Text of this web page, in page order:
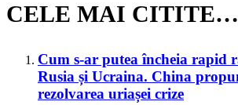
CELE MAI CITITE…
Cum s-ar putea încheia rapid
Rusia și Ucraina. China
rezolvarea uriașei crize